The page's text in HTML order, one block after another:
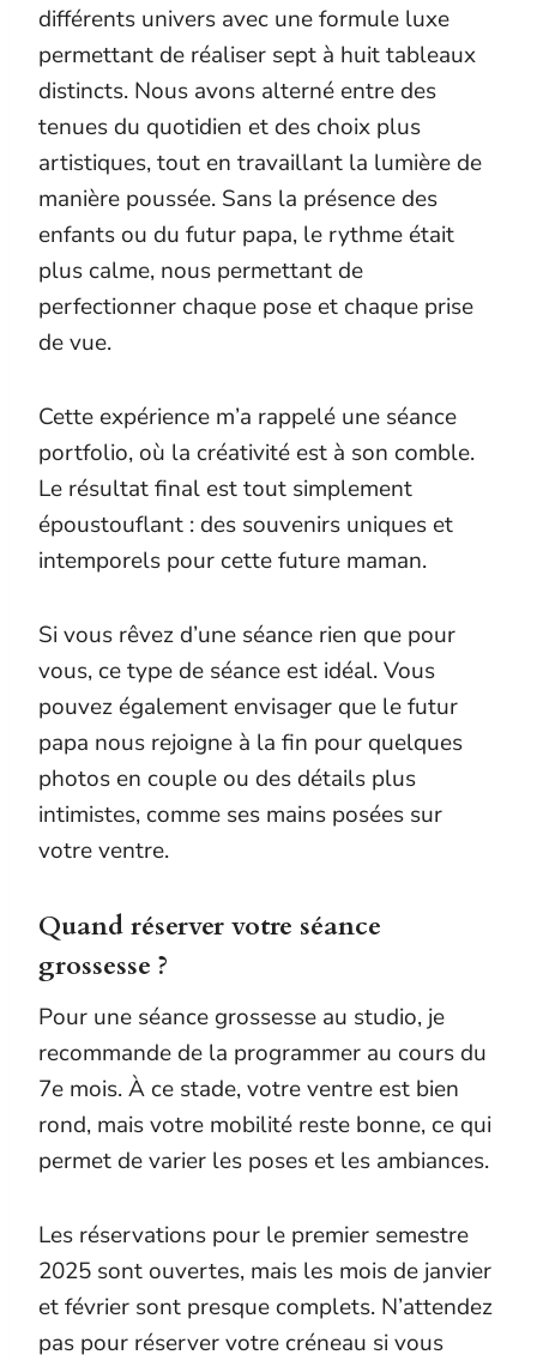
différents univers avec une formule luxe
permettant de réaliser sept à huit tableaux
distincts. Nous avons alterné entre des
tenues du quotidien et des choix plus
artistiques, tout en travaillant la lumière de
manière poussée. Sans la présence des
enfants ou du futur papa, le rythme était
plus calme, nous permettant de
perfectionner chaque pose et chaque prise
de vue.
Cette expérience m’a rappelé une séance
portfolio, où la créativité est à son comble.
Le résultat final est tout simplement
époustouflant : des souvenirs uniques et
intemporels pour cette future maman.
Si vous rêvez d’une séance rien que pour
vous, ce type de séance est idéal. Vous
pouvez également envisager que le futur
papa nous rejoigne à la fin pour quelques
photos en couple ou des détails plus
intimistes, comme ses mains posées sur
votre ventre.
Quand réserver votre séance
grossesse ?
Pour une séance grossesse au studio, je
recommande de la programmer au cours du
7e mois. À ce stade, votre ventre est bien
rond, mais votre mobilité reste bonne, ce qui
permet de varier les poses et les ambiances.
Les réservations pour le premier semestre
2025 sont ouvertes, mais les mois de janvier
et février sont presque complets. N’attendez
pas pour réserver votre créneau si vous